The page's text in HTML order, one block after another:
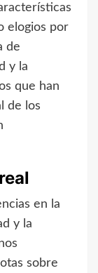
elogios por
de
y la
que han
de los
en la
y la
sobre